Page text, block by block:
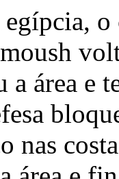
egípcia,
a área e
nas